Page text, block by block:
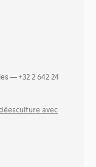
— +32 2 642 24
avec